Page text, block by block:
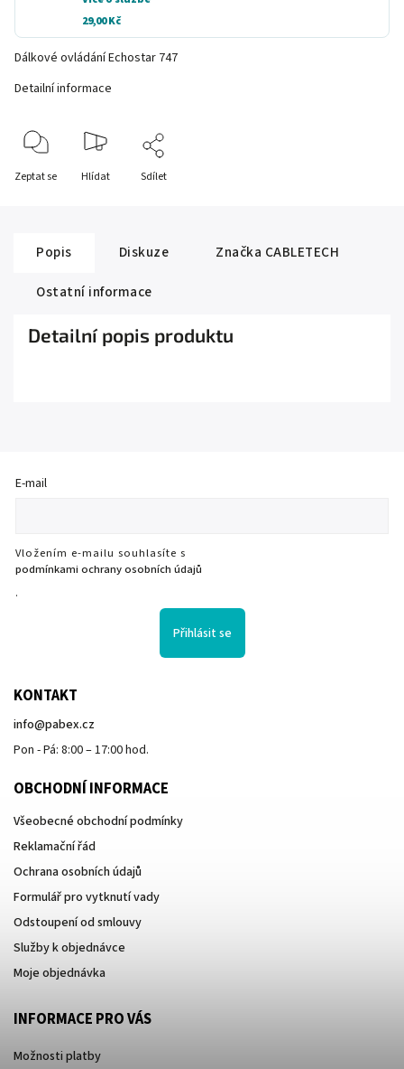
29,00 Kč
Dálkové ovládání Echostar 747
Detailní informace
Zeptat se Hlídat Sdílet
Popis Diskuze Značka CABLETECH
Ostatní informace
Detailní popis produktu
E-mail
Vložením e-mailu souhlasíte s
podmínkami ochrany osobních údajů
.
Přihlásit se
KONTAKT
info@pabex.cz
Pon - Pá: 8:00 – 17:00 hod.
OBCHODNÍ INFORMACE
Všeobecné obchodní podmínky
Reklamační řád
Ochrana osobních údajů
Formulář pro vytknutí vady
Odstoupení od smlouvy
Služby k objednávce
Moje objednávka
INFORMACE PRO VÁS
Možnosti platby